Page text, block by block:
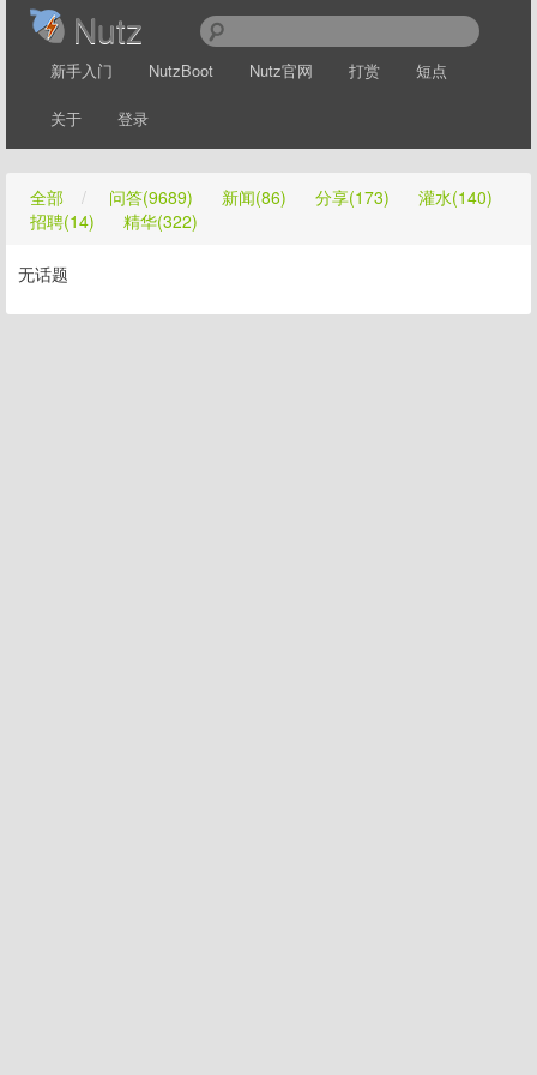
Nutz
新手入门 NutzBoot Nutz官网 打赏 短点
关于 登录
全部 / 问答(9689) 新闻(86) 分享(173)
灌水(140)
招聘(14)
精华(322)
无话题